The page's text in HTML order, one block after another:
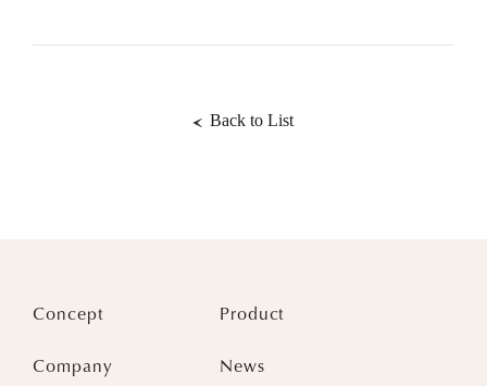
Back to List
Concept Product
Company News